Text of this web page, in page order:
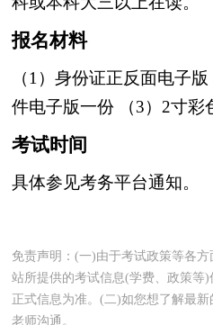
报名材料
（1）身份证正反面电子版
件电子版一份
（3）2寸
考试时间
具体参见考务平台通知。
免责声明：(一)由于考试政策等各
站所提供的考试信息(学费、政策等
正式信息为准。(二)如您想了解最
老师沟通。